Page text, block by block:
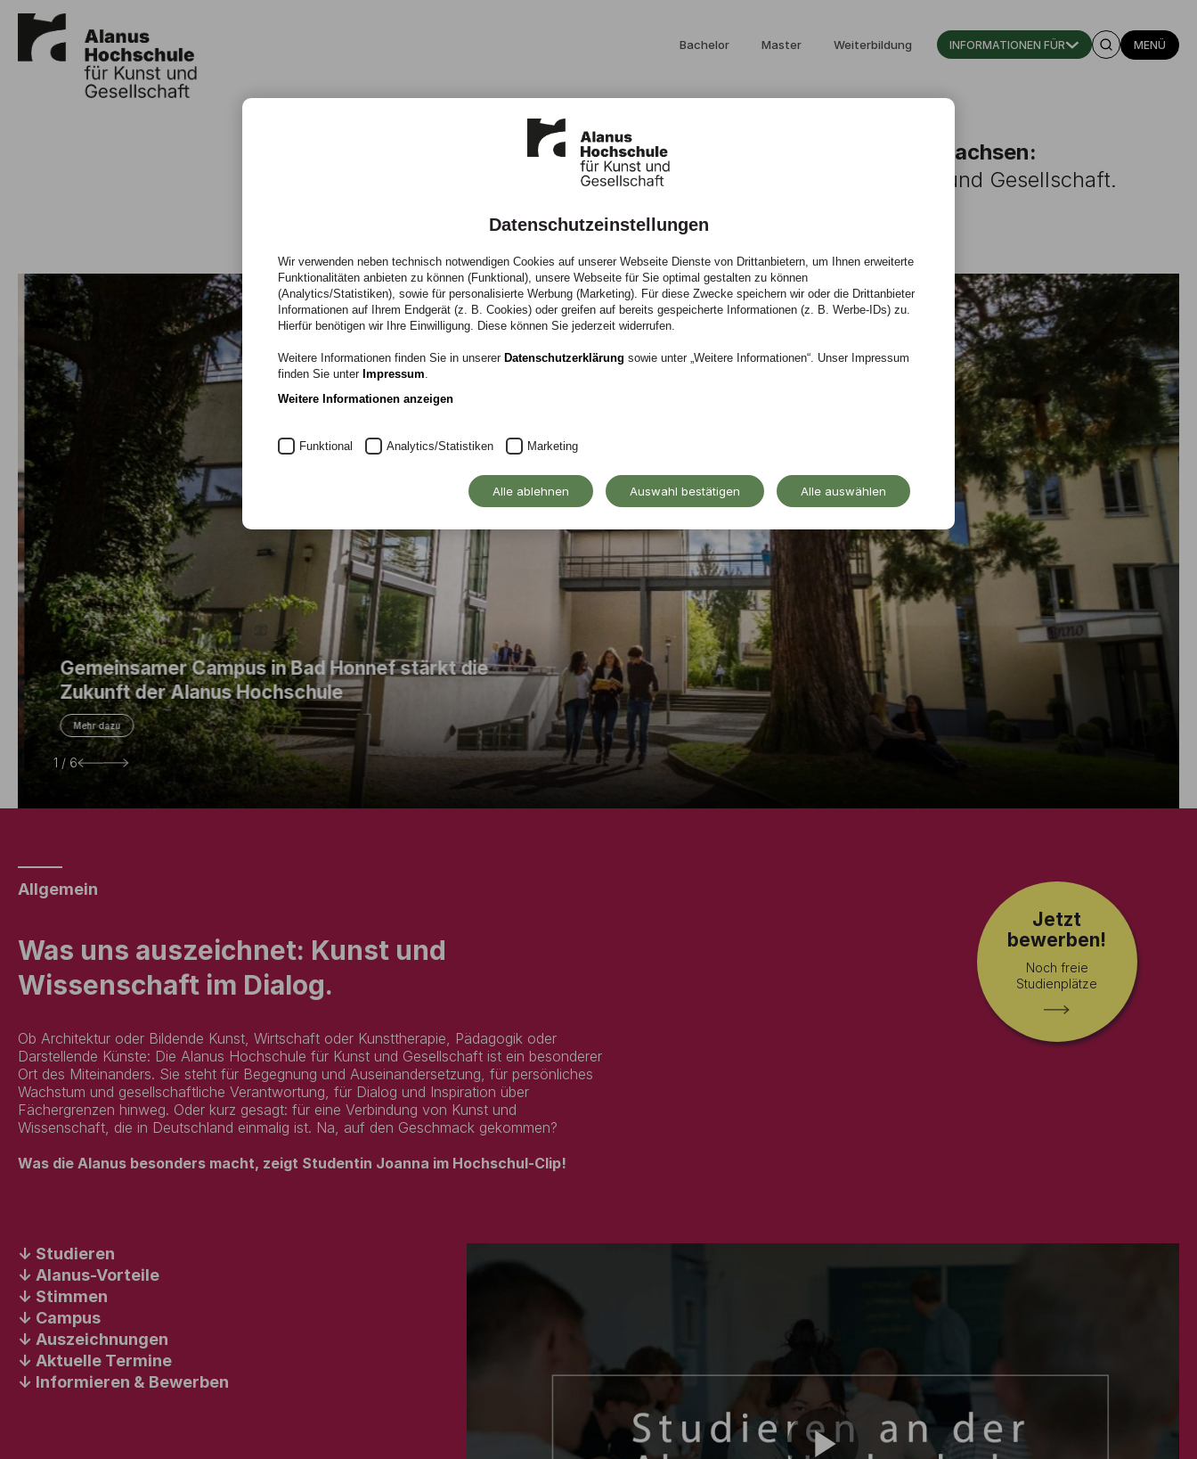
Bachelor Master Weiterbildung INFORMATIONEN FÜR MENÜ
Einzigartig studieren, gemeinsam wachsen:
an der Alanus Hochschule für Kunst und Gesellschaft.
Gemeinsamer Campus in Bad Honnef stärkt die
Zukunft der Alanus Hochschule
Mehr dazu
2 / 6
Jetzt
bewerben!
Noch freie
Studienplätze
Allgemein
Was uns auszeichnet: Kunst und
Wissenschaft im Dialog.
Ob Architektur oder Bildende Kunst, Wirtschaft oder Kunsttherapie, Pädagogik oder
Darstellende Künste: Die Alanus Hochschule für Kunst und Gesellschaft ist ein besonderer
Ort des Miteinanders. Sie steht für Begegnung und Auseinandersetzung, für persönliches
Wachstum und gesellschaftliche Verantwortung, für Dialog und Inspiration über
Fächergrenzen hinweg. Oder kurz gesagt: für eine Verbindung von Kunst und
Wissenschaft, die in Deutschland einmalig ist. Na, auf den Geschmack gekommen?
Was die Alanus besonders macht, zeigt Studentin Joanna im Hochschul-Clip!
Studieren
Alanus-Vorteile
Stimmen
Campus
Auszeichnungen
Aktuelle Termine
Informieren & Bewerben
Datenschutzeinstellungen
Wir verwenden neben technisch notwendigen Cookies auf unserer Webseite Dienste von Drittanbietern, um Ihnen erweiterte
Funktionalitäten anbieten zu können (Funktional), unsere Webseite für Sie optimal gestalten zu können
(Analytics/Statistiken), sowie für personalisierte Werbung (Marketing). Für diese Zwecke speichern wir oder die Drittanbieter
Informationen auf Ihrem Endgerät (z. B. Cookies) oder greifen auf bereits gespeicherte Informationen (z. B. Werbe-IDs) zu.
Hierfür benötigen wir Ihre Einwilligung. Diese können Sie jederzeit widerrufen.
Weitere Informationen finden Sie in unserer Datenschutzerklärung sowie unter „Weitere Informationen“. Unser Impressum
finden Sie unter Impressum.
Weitere Informationen anzeigen
Funktional Analytics/Statistiken Marketing
Alle ablehnen Auswahl bestätigen Alle auswählen